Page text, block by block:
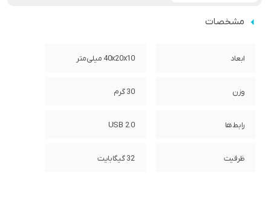
مشخصات
ابعاد 40x20x10 میلی‌متر
وزن 30 گرم
رابط‌ها USB 2.0
ظرفیت 32 گیگابایت